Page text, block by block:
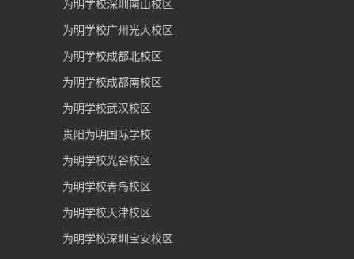
为明学校深圳南山校区
为明学校广州光大校区
为明学校成都北校区
为明学校成都南校区
为明学校武汉校区
贵阳为明国际学校
为明学校光谷校区
为明学校青岛校区
为明学校天津校区
为明学校深圳宝安校区